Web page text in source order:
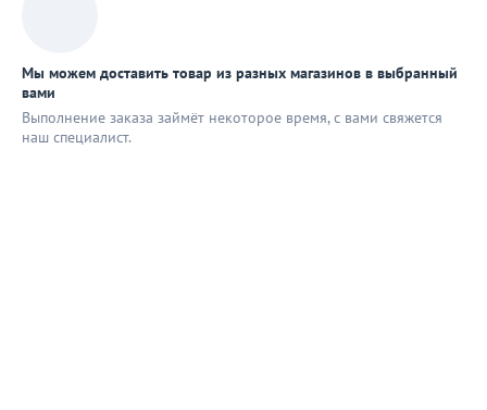
Мы можем доставить товар из разных магазинов в выбранный
вами
Выполнение заказа займёт некоторое время, с вами свяжется
наш специaлист.